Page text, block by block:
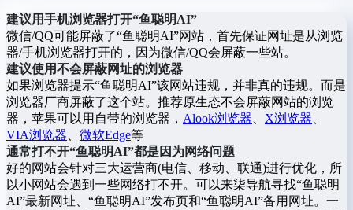
建议用手机浏览器打开“鱼聪明AI”
微信/QQ可能屏蔽了“鱼聪明AI”网站，首先保证网址是从浏览
器/手机浏览器打开的，因为微信/QQ会屏蔽一些站。
建议使用不会屏蔽网址的浏览器
如果浏览器提示“鱼聪明AI”该网站违规，并非真的违规。而是
浏览器厂商屏蔽了这个站。推荐原生态不会屏蔽网站的浏览
器，苹果可以用自带的浏览器， Alook浏览器 X浏览器
VIA浏览器
微软Edge等
通常打不开“鱼聪明AI”都是因为网络问题
好的网站会针对三大运营商(电信、移动、联通)进行优化，所
以小网站会遇到一些网络打不开。可以来柒导航寻找“鱼聪明
AI”最新网址、“鱼聪明AI”发布页和“鱼聪明AI”备用网址。一